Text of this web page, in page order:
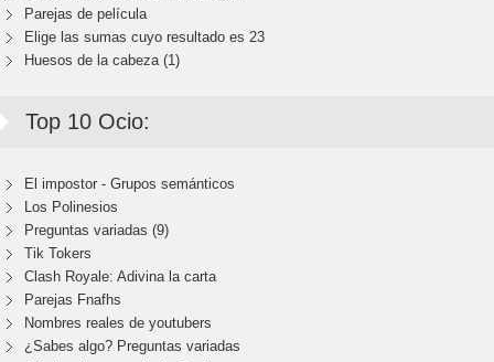
Parejas de película
Elige las sumas cuyo resultado es 23
Huesos de la cabeza (1)
Top 10 Ocio:
El impostor - Grupos semánticos
Los Polinesios
Preguntas variadas (9)
Tik Tokers
Clash Royale: Adivina la carta
Parejas Fnafhs
Nombres reales de youtubers
¿Sabes algo? Preguntas variadas